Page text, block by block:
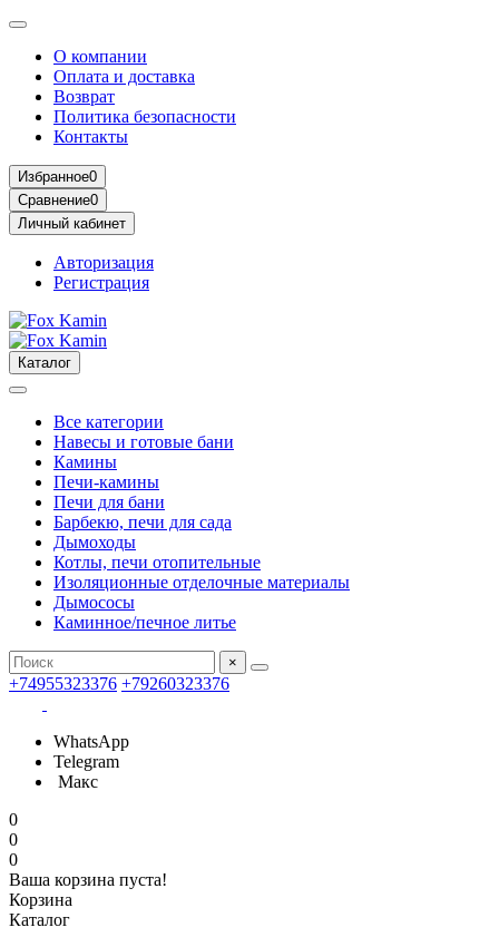
О компании
Оплата и доставка
Возврат
Политика безопасности
Контакты
Избранное0
Сравнение0
Личный кабинет
Авторизация
Регистрация
Каталог
Все категории
Навесы и готовые бани
Камины
Печи-камины
Печи для бани
Барбекю, печи для сада
Дымоходы
Котлы, печи отопительные
Изоляционные отделочные материалы
Дымососы
Каминное/печное литье
×
+74955323376 +79260323376
WhatsApp
Telegram
Макс
0
0
0
Ваша корзина пуста!
Корзина
Каталог